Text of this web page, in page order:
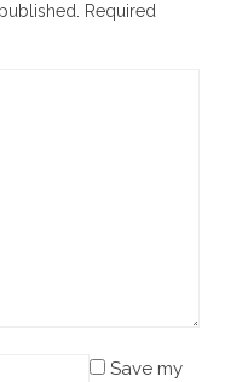
Required
Save my